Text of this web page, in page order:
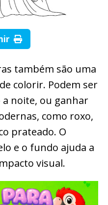
também são uma
colorir. Podem ser
a noite, ou ganhar
como roxo,
prateado. O
e o fundo ajuda a
visual.